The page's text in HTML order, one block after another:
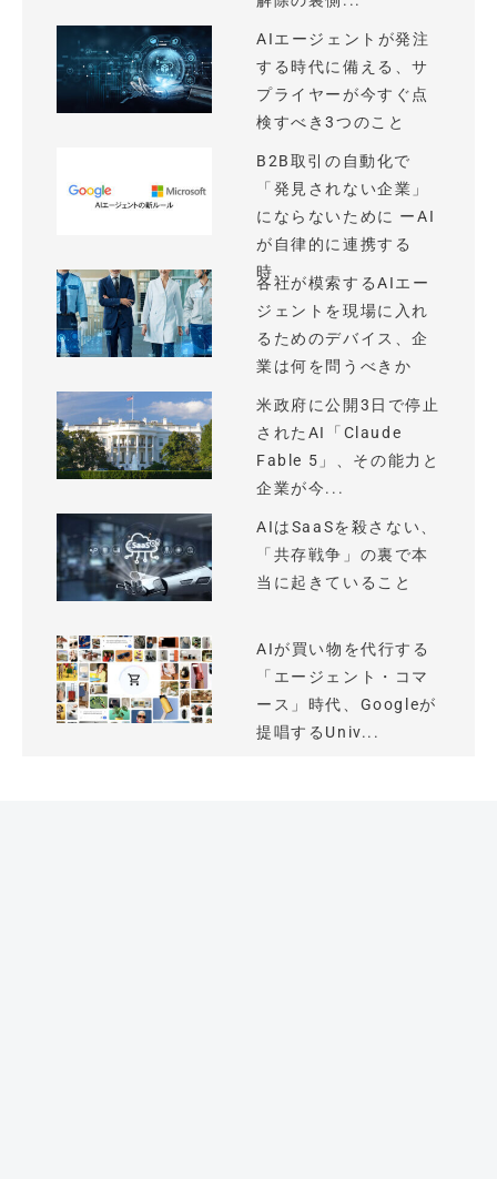
AIエージェントが発注
する時代に備える、サ
プライヤーが今すぐ点
検すべき3つのこと
B2B取引の自動化で
「発見されない企業」
にならないために ーAI
が自律的に連携する
時...
各社が模索するAIエー
ジェントを現場に入れ
るためのデバイス、企
業は何を問うべきか
米政府に公開3日で停止
されたAI「Claude
Fable 5」、その能力と
企業が今...
AIはSaaSを殺さない、
「共存戦争」の裏で本
当に起きていること
AIが買い物を代行する
「エージェント・コマ
ース」時代、Googleが
提唱するUniv...